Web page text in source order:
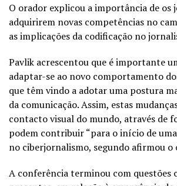
O orador explicou a importância de os
adquirirem novas competências no
as implicações da codificação no
Pavlik acrescentou que é importante
adaptar-se ao novo comportamento
que têm vindo a adotar uma postura
da comunicação. Assim, estas
contacto visual do mundo, através de
podem contribuir “para o início de
no ciberjornalismo, segundo afirmou o
A conferência terminou com questões